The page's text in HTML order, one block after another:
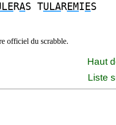
RAS TULAREMIES
officiel du scrabble.
Haut
Liste